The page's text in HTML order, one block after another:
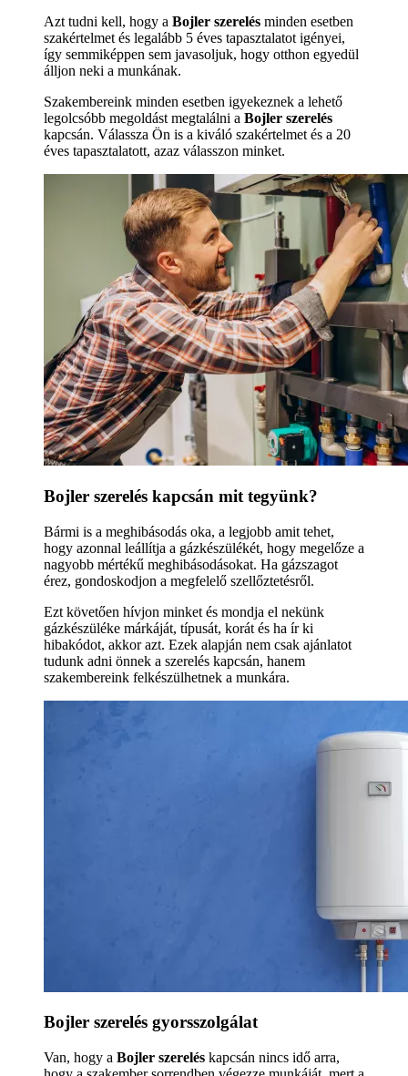
Azt tudni kell, hogy a Bojler szerelés minden esetben
szakértelmet és legalább 5 éves tapasztalatot igényei,
így semmiképpen sem javasoljuk, hogy otthon egyedül
álljon neki a munkának.
Szakembereink minden esetben igyekeznek a lehető
legolcsóbb megoldást megtalálni a Bojler szerelés
kapcsán. Válassza Ön is a kiváló szakértelmet és a 20
éves tapasztalatott, azaz válasszon minket.
Bojler szerelés kapcsán mit tegyünk?
Bármi is a meghibásodás oka, a legjobb amit tehet,
hogy azonnal leállítja a gázkészülékét, hogy megelőze a
nagyobb mértékű meghibásodásokat. Ha gázszagot
érez, gondoskodjon a megfelelő szellőztetésről.
Ezt követően hívjon minket és mondja el nekünk
gázkészüléke márkáját, típusát, korát és ha ír ki
hibakódot, akkor azt. Ezek alapján nem csak ajánlatot
tudunk adni önnek a szerelés kapcsán, hanem
szakembereink felkészülhetnek a munkára.
Bojler szerelés gyorsszolgálat
Van, hogy a Bojler szerelés kapcsán nincs idő arra,